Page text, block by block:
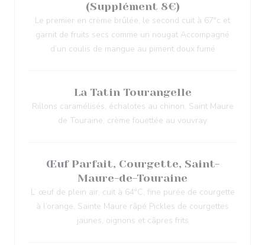
(Supplément 8€)
Le premier en crème brûlée, le second cuit à 67°c et
garnit de fruits secs comme un nougat Accompagné
d’un coulis de mangue au piment doux fumé
La Tatin Tourangelle
Rillons caramélisés, échalotes au chinon, Saint Maure
de Touraine, crème fouettée au vouvray
Œuf Parfait, Courgette, Saint-
Maure-de-Touraine
L’ œuf de plein air, cuit à 64°C, fine purée de courgette
à l’orange, Sainte Maure râpé Pickles de courgettes
jaunes, oignons et câpres frits